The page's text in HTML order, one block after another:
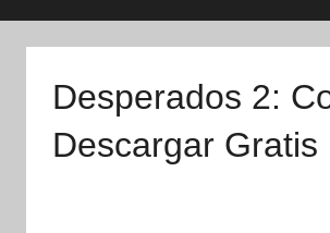
Desperados 2:
Descargar Gratis